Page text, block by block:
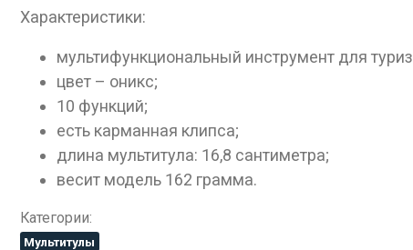
Характеристики:
мультифункциональный инструмент для
цвет – оникс;
10 функций;
есть карманная клипса;
длина мультитула: 16,8 сантиметра;
весит модель 162 грамма.
Категории:
Мультитулы